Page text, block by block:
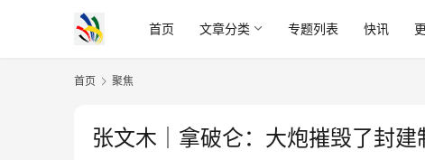
首页 文章分类 专题列表 快讯
首页 聚焦
张文木｜拿破仑：大炮摧毁了封